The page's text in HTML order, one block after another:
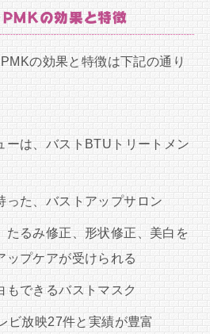
PMKの効果と特徴
の効果と特徴は下記の通り
ーは、バストBTUトリートメン
った、バストアップサロン
たるみ修正、形状修正、美白を
ップケアが受けられる
もできるバストマスク
ビ放映27件と実績が豊富